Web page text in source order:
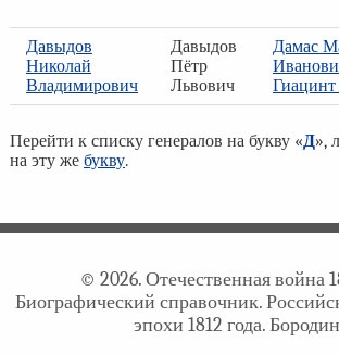
Давыдов
Николай
Владимирович
Давыдов
Пётр
Львович
Дамас
Перейти к списку генералов на букву «Д»,
на эту же букву.
© 2026. Отечественная война
Биографический справочник.
эпохи 1812 года.